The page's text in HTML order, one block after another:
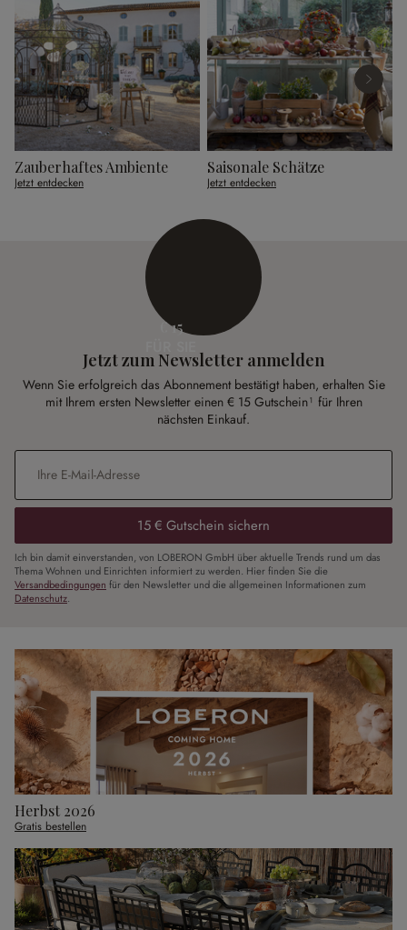
Zauberhaftes Ambiente
Jetzt entdecken
Saisonale Schätze
Jetzt entdecken
€ 15
Jetzt zum Newsletter anmelden
Wenn Sie erfolgreich das Abonnement bestätigt haben, erhalten Sie
mit Ihrem ersten Newsletter einen € 15 Gutschein¹ für Ihren
nächsten Einkauf.
E-Mail-Adresse*
15 € Gutschein sichern
Ich bin damit einverstanden, von LOBERON GmbH über aktuelle Trends rund um das
Thema Wohnen und Einrichten informiert zu werden. Hier finden Sie die
Versandbedingungen für den Newsletter und die allgemeinen Informationen zum
Datenschutz.
Herbst 2026
Gratis bestellen